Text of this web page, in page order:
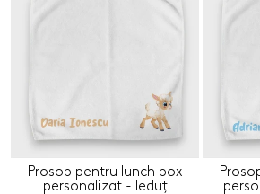
Prosop pentru lunch box
personalizat - Ieduț